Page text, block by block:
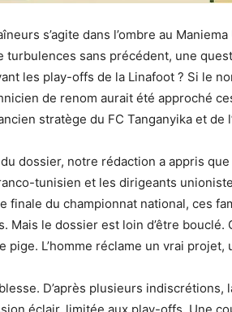
s’agite dans l’ombre au
turbulences sans précédent, une
les play-offs de la Linafoot ? Si le
de renom aurait été approché
stratège du FC Tanganyika et de
dossier, notre rédaction a appris
tunisien et les dirigeants
finale du championnat national, ces
Mais le dossier est loin d’être bouclé.
pige. L’homme réclame un vrai projet,
D’après plusieurs